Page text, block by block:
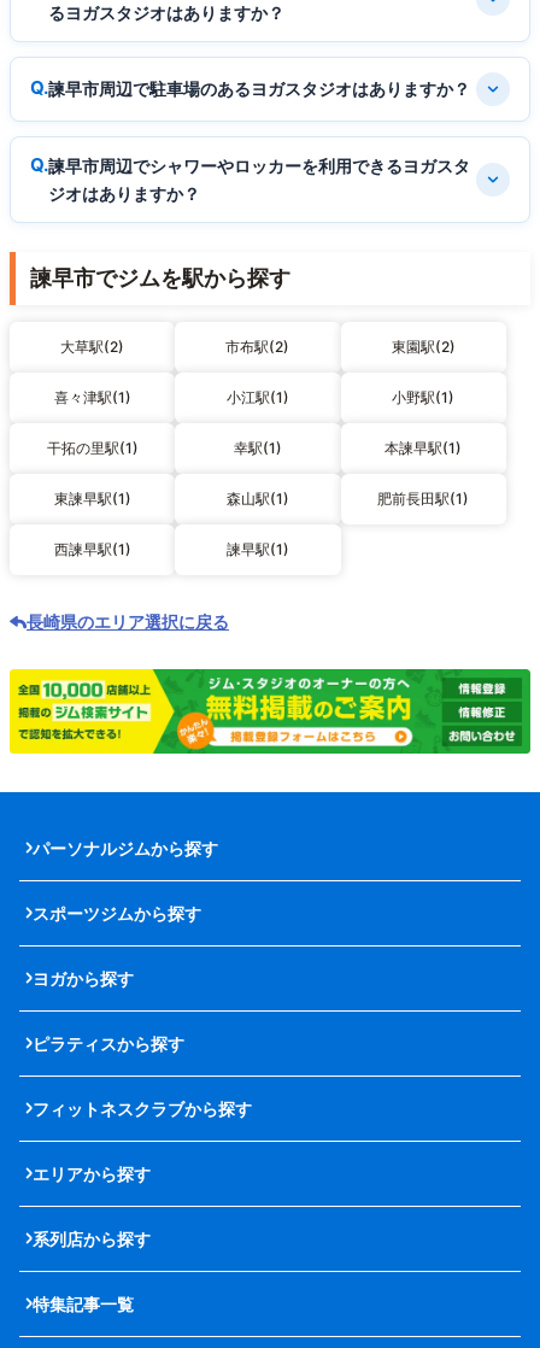
るヨガスタジオはありますか？
諫早市周辺で駐車場のあるヨガスタジオはありますか？
諫早市周辺でシャワーやロッカーを利用できるヨガスタ
ジオはありますか？
諫早市でジムを駅から探す
大草駅(2) 市布駅(2) 東園駅(2)
喜々津駅(1) 小江駅(1) 小野駅(1)
干拓の里駅(1) 幸駅(1) 本諫早駅(1)
東諫早駅(1) 森山駅(1) 肥前長田駅(1)
西諫早駅(1) 諫早駅(1)
長崎県のエリア選択に戻る
パーソナルジムから探す
スポーツジムから探す
ヨガから探す
ピラティスから探す
フィットネスクラブから探す
エリアから探す
系列店から探す
特集記事一覧